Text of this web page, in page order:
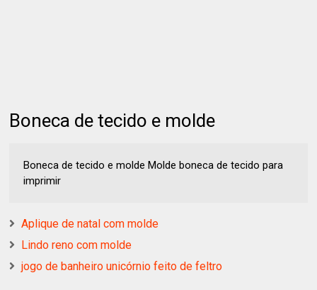
Boneca de tecido e molde
Boneca de tecido e molde Molde boneca de tecido para
imprimir
Aplique de natal com molde
Lindo reno com molde
jogo de banheiro unicórnio feito de feltro